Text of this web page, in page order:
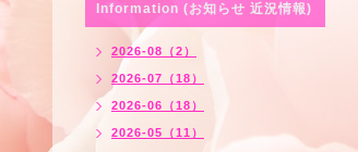
Information (お知らせ 近況情報)
2026-08（2）
2026-07（18）
2026-06（18）
2026-05（11）